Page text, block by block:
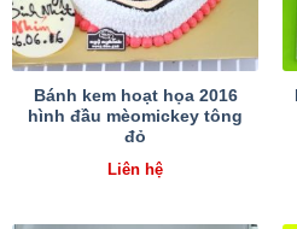
Bánh kem hoạt họa 2016
hình đầu mèomickey tông
đỏ
Liên hệ